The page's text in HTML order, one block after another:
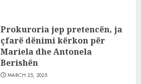
Prokuroria jep pretencën, ja
çfarë dënimi kërkon për
Mariela dhe Antonela
Berishën
MARCH 25, 2025